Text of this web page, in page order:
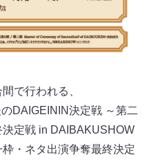
で行われる、
DAIGEININ決定戦 ～第二
定戦 in DAIBAKUSHOW
・ネタ出演争奪最終決定